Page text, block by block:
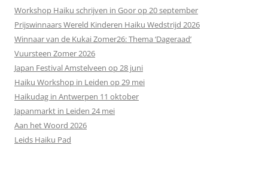
Workshop Haiku schrijven in Goor op 20 september
Prijswinnaars Wereld Kinderen Haiku Wedstrijd 2026
Winnaar van de Kukai Zomer26: Thema ‘Dageraad’
Vuursteen Zomer 2026
Japan Festival Amstelveen op 28 juni
Haiku Workshop in Leiden op 29 mei
Haikudag in Antwerpen 11 oktober
Japanmarkt in Leiden 24 mei
Aan het Woord 2026
Leids Haiku Pad